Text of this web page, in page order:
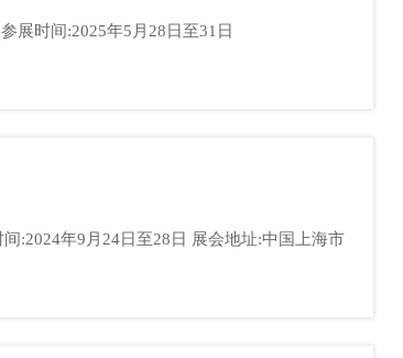
上海亿思柯电气有限公司 2025土耳其国际工业展览会 我们诚挚地邀请您参观我们的展会！ 展位号:2/B 170 参展时间:2025年5月28日至31日